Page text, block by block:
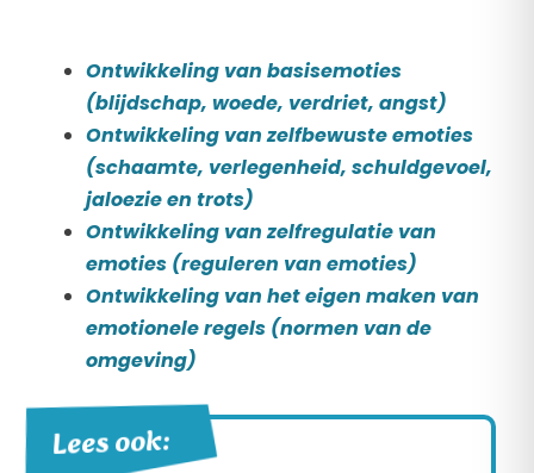
Ontwikkeling van basisemoties
(blijdschap, woede, verdriet, angst)
Ontwikkeling van zelfbewuste emoties
(schaamte, verlegenheid, schuldgevoel,
jaloezie en trots)
Ontwikkeling van zelfregulatie van
emoties (reguleren van emoties)
Ontwikkeling van het eigen maken van
emotionele regels (normen van de
omgeving)
Lees ook: